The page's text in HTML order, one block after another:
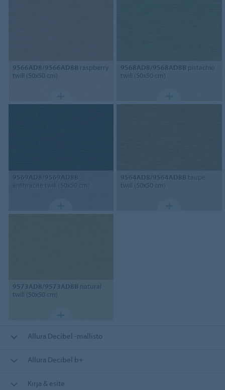
9566AD8/9566AD8B raspberry
twill (50x50 cm)
9568AD8/9568AD8B pistachio
twill (50x50 cm)
9569AD8/9569AD8B
anthracite twill (50x50 cm)
9564AD8/9564AD8B taupe
twill (50x50 cm)
9573AD8/9573AD8B natural
twill (50x50 cm)
Allura Decibel -mallisto
Allura Decibel b+
Kirja & esite